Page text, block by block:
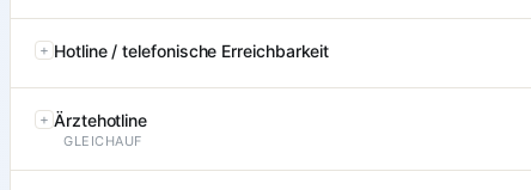
Hotline / telefonische Erreichbarkeit
Ärztehotline
GLEICHAUF